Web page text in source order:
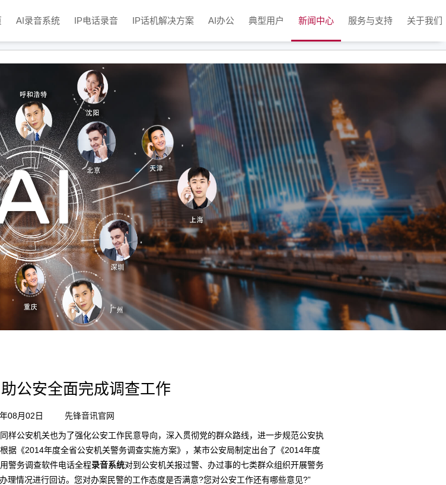
AI录音系统 IP电话录音 IP话机解决方案 AI办公 典型用户 新闻中心 服务与支持 关于我们
公安全面完成调查工作
年08月02日 先锋音讯官网
公安机关也为了强化公安工作民意导向，深入贯彻党的群众路线，进一步规范公安执
据《2014年度全省公安机关警务调查实施方案》，某市公安局制定出台了《2014年度
警务调查软件电话全程录音系统对到公安机关报过警、办过事的七类群众组织开展警务
理情况进行回访。您对办案民警的工作态度是否满意?您对公安工作还有哪些意见?”